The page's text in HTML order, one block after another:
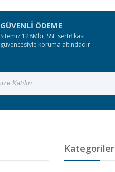
GÜVENLİ ÖDEME
Sitemiz 128Mbit SSL sertifikası
güvencesiyle koruma altındadır
Kategoriler